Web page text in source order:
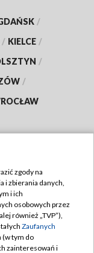
/
/ KIELCE /
/
/
zgody na
i zbierania danych,
i ich
osobowych przez
również „TVP”),
Zaufanych
(w tym do
zainteresowań i